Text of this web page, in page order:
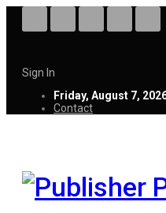
Sign In
Friday, August 7,
Contact